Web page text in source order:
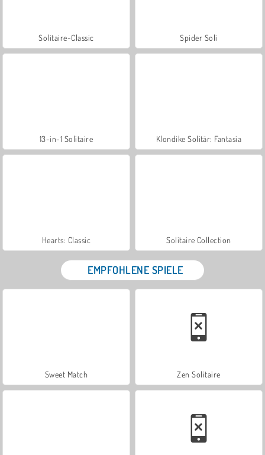
Solitaire-Classic Spider Soli
13-in-1 Solitaire Klondike Solitär: Fantasia
Hearts: Classic Solitaire Collection
EMPFOHLENE SPIELE
Sweet Match Zen Solitaire